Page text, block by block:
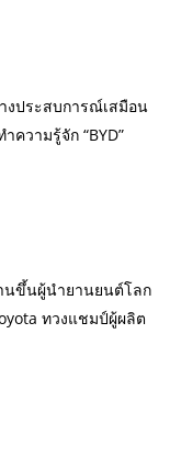
งประสบการณ์เสมือน
ำความรู้จัก “BYD”
นขึ้นผู้นำยานยนต์โลก
ทวงแชมป์ผู้ผลิต